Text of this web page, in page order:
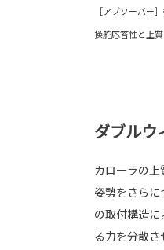
［アブソーバー
操舵応答性と上
ダブルウ
カローラの
姿勢をさら
の取付構造
る力を分散さ